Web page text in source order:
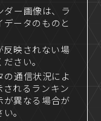
ー画像は、ラ
データのものと
映されない場
さい。
通信状況によ
されるランキン
が異なる場合が
。